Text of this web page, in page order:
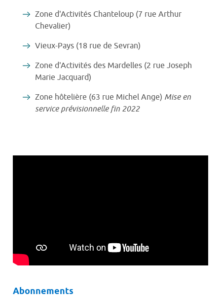
Zone d'Activités Chanteloup (7 rue Arthur
Chevalier)
Vieux-Pays (18 rue de Sevran)
Zone d'Activités des Mardelles (2 rue Joseph
Marie Jacquard)
Zone hôtelière (63 rue Michel Ange) Mise en
service prévisionnelle fin 2022
Abonnements